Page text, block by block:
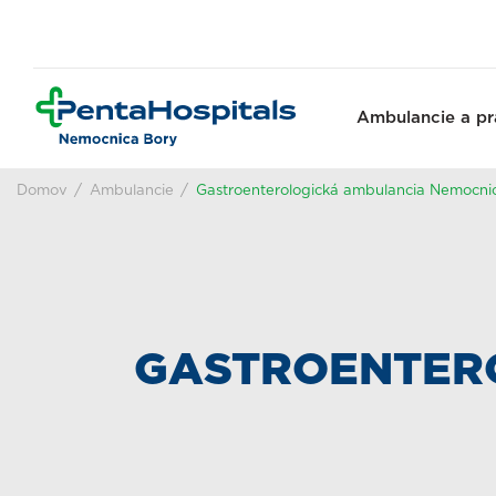
Ambulancie a
Domov Ambulancie Gastroenterologická ambulancia